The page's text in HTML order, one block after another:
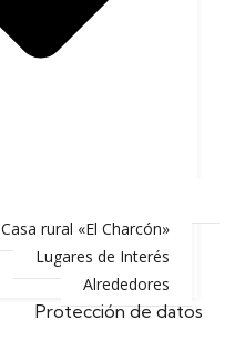
Casa rural «El Charcón»
Lugares de Interés
Alrededores
Protección de datos